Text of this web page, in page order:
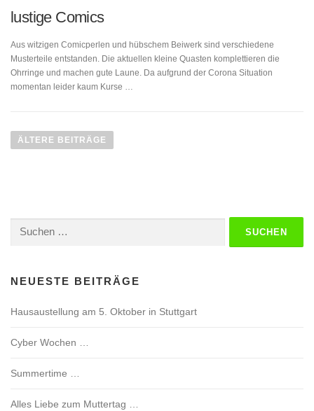
lustige Comics
Aus witzigen Comicperlen und hübschem Beiwerk sind verschiedene
Musterteile entstanden. Die aktuellen kleine Quasten komplettieren die
Ohrringe und machen gute Laune. Da aufgrund der Corona Situation
momentan leider kaum Kurse …
e
a
i
g
t
ÄLTERE BEITRÄGE
nach:
NEUESTE BEITRÄGE
Hausaustellung am 5. Oktober in Stuttgart
Cyber Wochen …
Summertime …
Alles Liebe zum Muttertag …